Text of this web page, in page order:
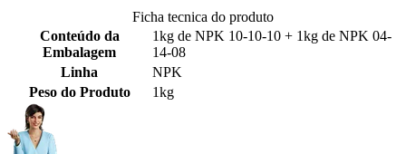
Ficha tecnica do produto
Conteúdo da
Embalagem
1kg de NPK 10-10-10 + 1kg de NPK 04-
14-08
Linha
NPK
Peso do Produto
1kg